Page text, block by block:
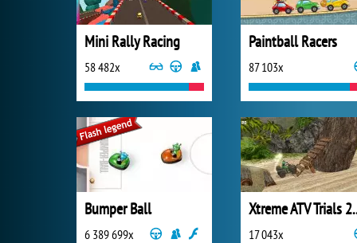
Mini Rally Racing
58 482x
Paintball Racers
87 103x
Bumper Ball
6 389 699x 17 043x